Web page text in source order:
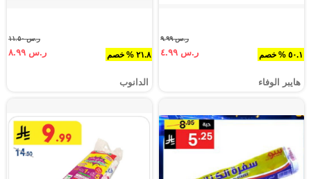
٥٠.١ % خصم
ر.س ٩.٩٩
ر.س ٤.٩٩
هايبر الوفاء
٢١.٨ % خصم
ر.س ١١.٥٠
ر.س ٨.٩٩
الدانوب